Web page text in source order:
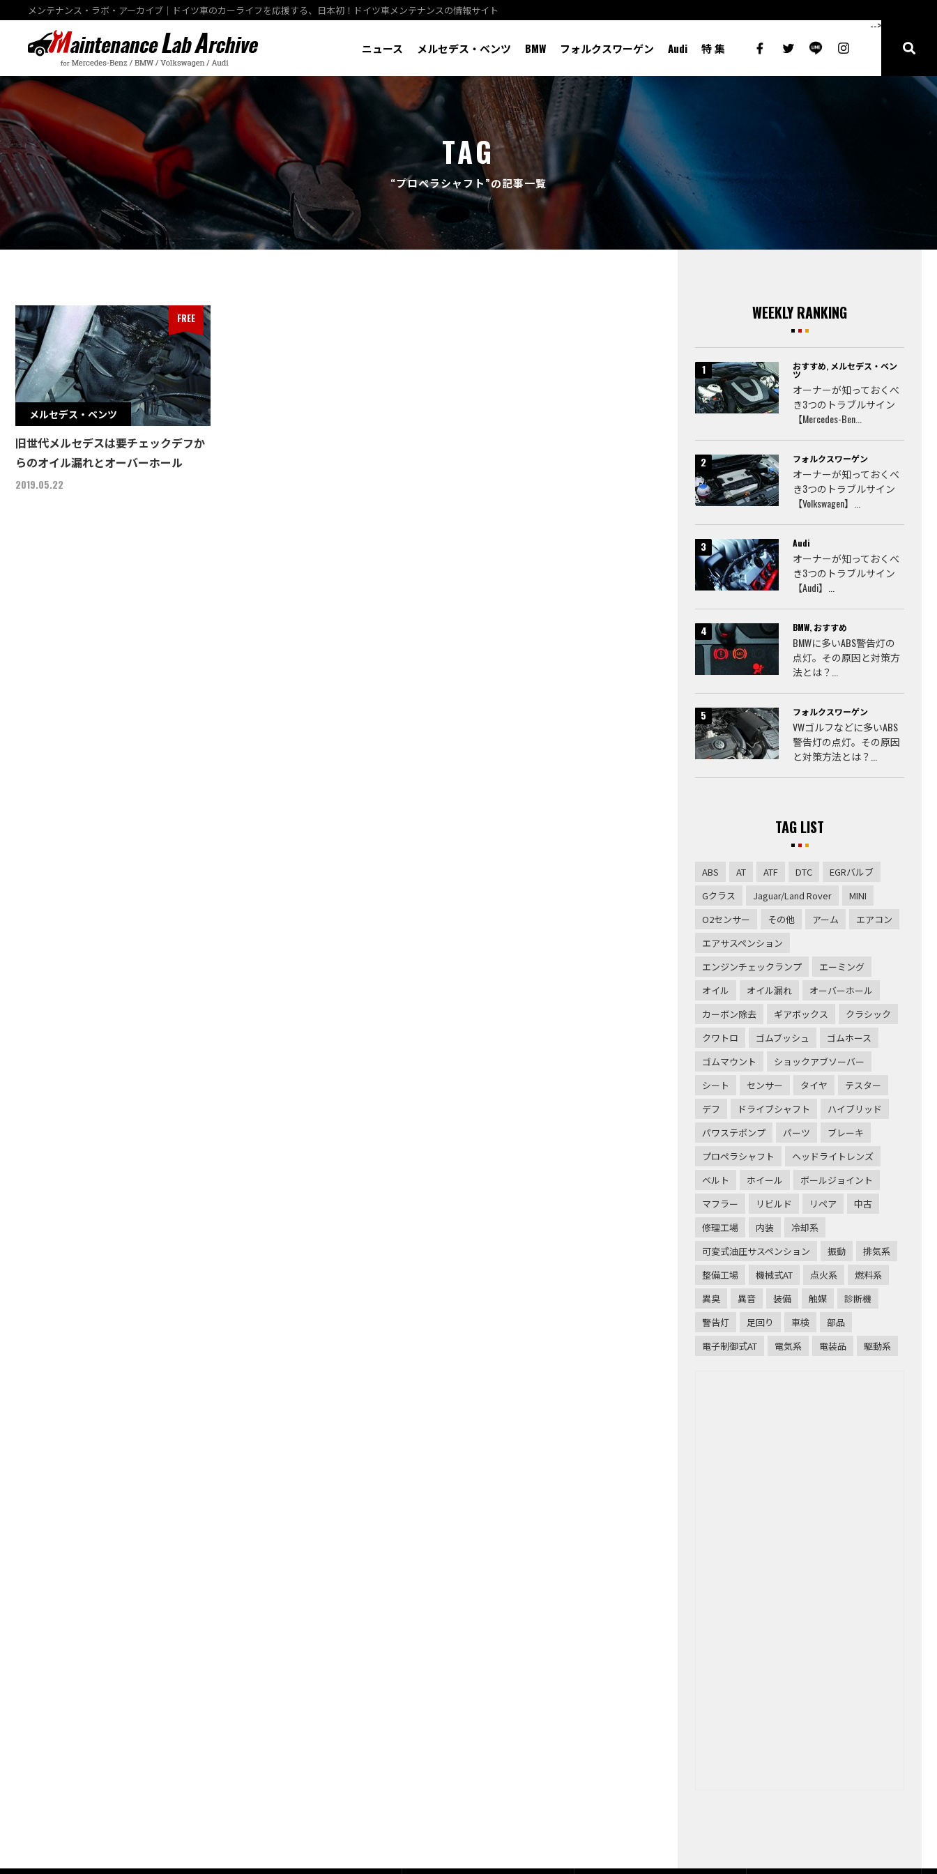
メンテナンス・ラボ・アーカイブ｜ドイツ車のカーライフを応援する、日本初！ドイツ車メンテナンスの情報サイト
ニュース メルセデス・ベンツ BMW フォルクスワーゲン Audi 特 集
-->
TAG
“プロペラシャフト”の記事一覧
メルセデス・ベンツ
FREE
旧世代メルセデスは要チェックデフか
らのオイル漏れとオーバーホール
2019.05.22
WEEKLY RANKING
おすすめ, メルセデス・ベン
ツ
オーナーが知っておくべ
き3つのトラブルサイン
【Mercedes-Ben...
フォルクスワーゲン
オーナーが知っておくべ
き3つのトラブルサイン
【Volkswagen】...
Audi
オーナーが知っておくべ
き3つのトラブルサイン
【Audi】...
BMW, おすすめ
BMWに多いABS警告灯の
点灯。その原因と対策方
法とは？...
フォルクスワーゲン
VWゴルフなどに多いABS
警告灯の点灯。その原因
と対策方法とは？...
TAG LIST
ABS AT ATF DTC
EGRバルブ
Gクラス
Jaguar/Land Rover
MINI
O2センサー
その他 アーム
エアコン
エアサスペンション
エンジンチェックランプ
エーミング
オイル
オイル漏れ
オーバーホール
カーボン除去
ギアボックス
クラシック
クワトロ
ゴムブッシュ
ゴムホース
ゴムマウント
ショックアブソーバー
シート
センサー タイヤ
テスター
デフ
ドライブシャフト
ハイブリッド
パワステポンプ
パーツ
ブレーキ
プロペラシャフト
ヘッドライトレンズ
ベルト
ホイール
ボールジョイント
マフラー
リビルド リペア
中古
修理工場
内装
冷却系
可変式油圧サスペンション
振動
排気系
整備工場
機械式AT 点火系
燃料系
異臭
異音 装備 触媒
診断機
警告灯
足回り 車検
部品
電子制御式AT
電気系 電装品 駆動系